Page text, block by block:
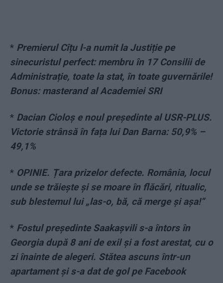
* Premierul Cîțu l-a numit la Justiție pe
sinecuristul perfect: membru în 17 Consilii de
Administrație, toate la stat, în toate guvernările!
Bonus: masterand al Academiei SRI
* Dacian Cioloș e noul președinte al USR-PLUS.
Victorie strânsă în fața lui Dan Barna: 50,9% –
49,1%
* OPINIE. Țara prizelor defecte. România, locul
unde se trăiește și se moare în flăcări, ritualic,
sub blestemul lui „las-o, bă, că merge și așa!“
* Fostul președinte Saakașvili s-a întors în
Georgia după 8 ani de exil și a fost arestat, cu o
zi înainte de alegeri. Stătea ascuns într-un
apartament și s-a dat de gol pe Facebook